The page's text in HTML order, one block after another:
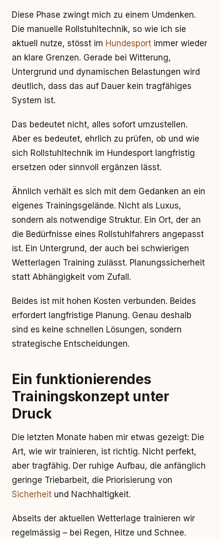
Diese Phase zwingt mich zu einem Umdenken.
Die manuelle Rollstuhltechnik, so wie ich sie
aktuell nutze, stösst im Hundesport immer wieder
an klare Grenzen. Gerade bei Witterung,
Untergrund und dynamischen Belastungen wird
deutlich, dass das auf Dauer kein tragfähiges
System ist.
Das bedeutet nicht, alles sofort umzustellen.
Aber es bedeutet, ehrlich zu prüfen, ob und wie
sich Rollstuhltechnik im Hundesport langfristig
ersetzen oder sinnvoll ergänzen lässt.
Ähnlich verhält es sich mit dem Gedanken an ein
eigenes Trainingsgelände. Nicht als Luxus,
sondern als notwendige Struktur. Ein Ort, der an
die Bedürfnisse eines Rollstuhlfahrers angepasst
ist. Ein Untergrund, der auch bei schwierigen
Wetterlagen Training zulässt. Planungssicherheit
statt Abhängigkeit vom Zufall.
Beides ist mit hohen Kosten verbunden. Beides
erfordert langfristige Planung. Genau deshalb
sind es keine schnellen Lösungen, sondern
strategische Entscheidungen.
Ein funktionierendes
Trainingskonzept unter
Druck
Die letzten Monate haben mir etwas gezeigt: Die
Art, wie wir trainieren, ist richtig. Nicht perfekt,
aber tragfähig. Der ruhige Aufbau, die anfänglich
geringe Triebarbeit, die Priorisierung von
Sicherheit und Nachhaltigkeit.
Abseits der aktuellen Wetterlage trainieren wir
regelmässig – bei Regen, Hitze und Schnee.